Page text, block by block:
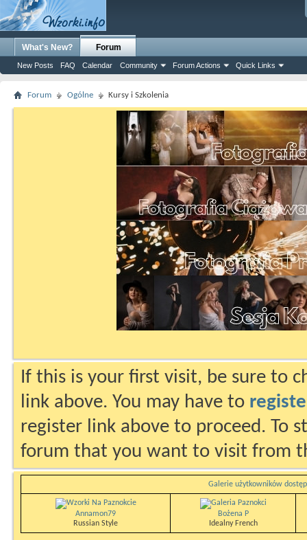
What's New? Forum
New Posts FAQ Calendar Community Forum Actions Quick Links
Forum Ogólne Kursy i Szkolenia
If this is your first visit, be sure to
link above. You may have to
register link above to proceed. To
forum that you want to visit from
Galerie użytkowników
Annamon79
Russian Style
Bożena P
Idealny French